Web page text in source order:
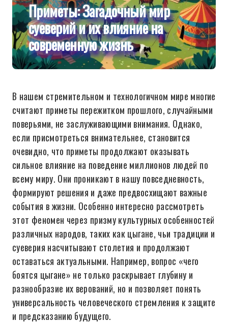
Приметы: Загадочный мир
суеверий и их влияние на
современную жизнь
В нашем стремительном и технологичном мире многие
считают приметы пережитком прошлого, случайными
поверьями, не заслуживающими внимания. Однако,
если присмотреться внимательнее, становится
очевидно, что приметы продолжают оказывать
сильное влияние на поведение миллионов людей по
всему миру. Они проникают в нашу повседневность,
формируют решения и даже предвосхищают важные
события в жизни. Особенно интересно рассмотреть
этот феномен через призму культурных особенностей
различных народов, таких как цыгане, чьи традиции и
суеверия насчитывают столетия и продолжают
оставаться актуальными. Например, вопрос «чего
боятся цыгане» не только раскрывает глубину и
разнообразие их верований, но и позволяет понять
универсальность человеческого стремления к защите
и предсказанию будущего.